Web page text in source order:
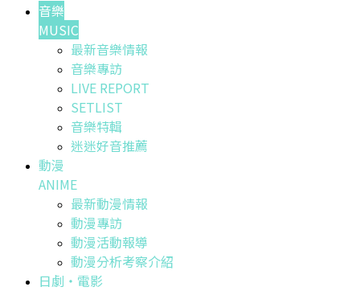
音樂
MUSIC
最新音樂情報
音樂專訪
LIVE REPORT
SETLIST
音樂特輯
迷迷好音推薦
動漫
ANIME
最新動漫情報
動漫專訪
動漫活動報導
動漫分析考察介紹
日劇・電影